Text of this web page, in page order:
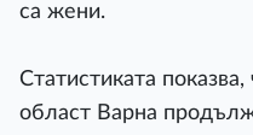
са жени.
Статистиката
област Варна